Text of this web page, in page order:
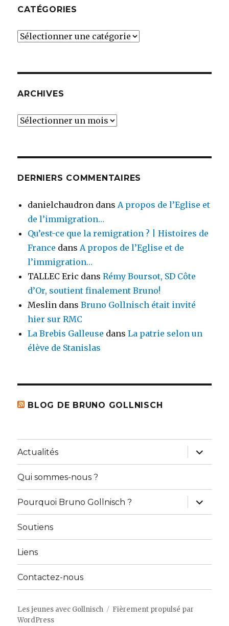
CATÉGORIES
Catégories
ARCHIVES
Archives
DERNIERS COMMENTAIRES
danielchaudron dansA propos de l’Eglise et
de l’immigration…
Qu’est-ce que la remigration ? | Histoires de
France dansA propos de l’Eglise et de
l’immigration…
TALLEC Eric dansRémy Boursot, SD Côte
d’Or, soutient finalement Bruno!
Meslin dansBruno Gollnisch était invité
hier sur RMC
La Brebis Galleuse dansLa patrie selon un
élève de Stanislas
BLOG DE BRUNO GOLLNISCH
Actualités
ouvrir
le
sous-
Qui sommes-nous ?
Pourquoi Bruno Gollnisch ?
ouvrir
le
sous-
Soutiens
Liens
Contactez-nous
Les jeunes avec Gollnisch
Fièrement propulsé par
WordPress